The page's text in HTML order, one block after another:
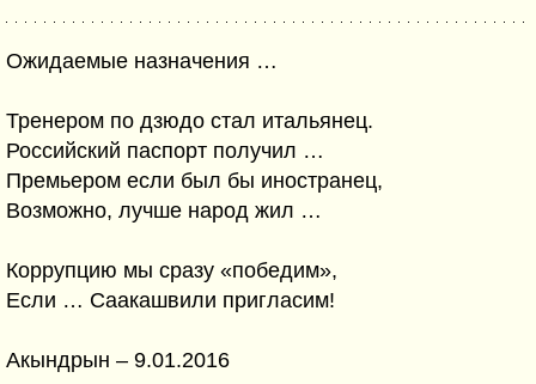
Ожидаемые назначения …
Тренером по дзюдо стал итальянец.
Российский паспорт получил …
Премьером если был бы иностранец,
Возможно, лучше народ жил …
Коррупцию мы сразу «победим»,
Если … Саакашвили пригласим!
Акындрын – 9.01.2016